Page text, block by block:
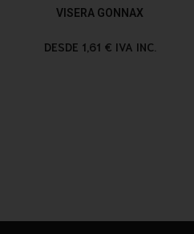
VISERA GONNAX
DESDE 1,61 € IVA INC.